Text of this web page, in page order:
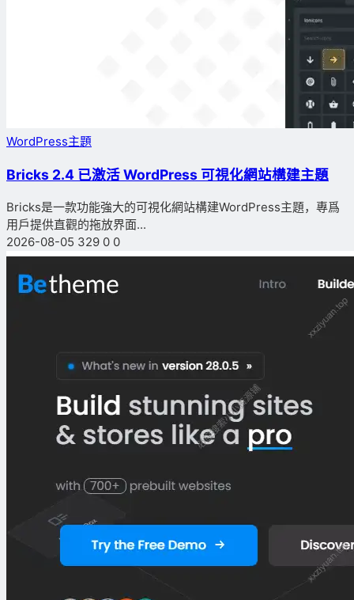
WordPress主題
Bricks 2.4 已激活 WordPress 可視化網站構建主題
Bricks是一款功能強大的可視化網站構建WordPress主題，專爲
用戶提供直觀的拖放界面...
2026-08-05 329 0 0